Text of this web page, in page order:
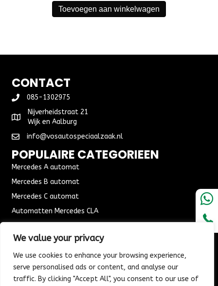
We value your privacy
We use cookies to enhance your browsing experience,
serve personalised ads or content, and analyse our
traffic. By clicking "Accept All", you consent to our use of
Toevoegen aan winkelwagen
CONTACT
085-1302975
Nijverheidstraat 21
Wijk en Aalburg
info@vosautospeciaalzaak.nl
POPULAIRE CATEGORIEEN
Mercedes A automat
Mercedes B automat
Mercedes C automat
Automatten Mercedes CLA
ALGEMENE VOORWAARDEN
Algemene voorwaarden
Verzending & Bezorging